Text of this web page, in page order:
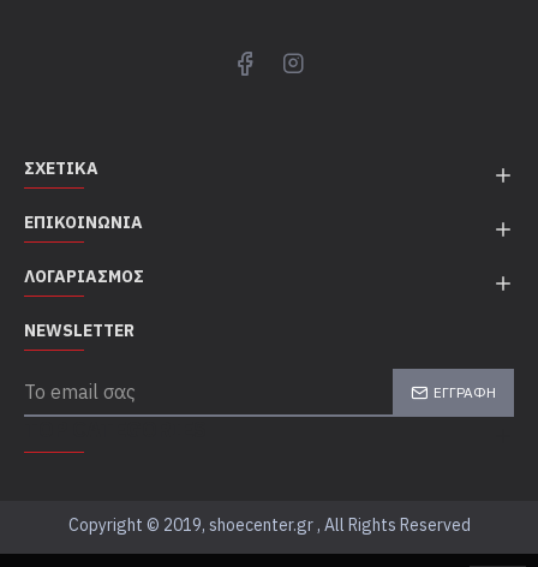
ΣΧΕΤΙΚΆ
ΕΠΙΚΟΙΝΩΝΊΑ
ΛΟΓΑΡΙΑΣΜΌΣ
NEWSLETTER
ΕΓΓΡΑΦΉ
Copyright © 2019, shoecenter.gr , All Rights Reserved